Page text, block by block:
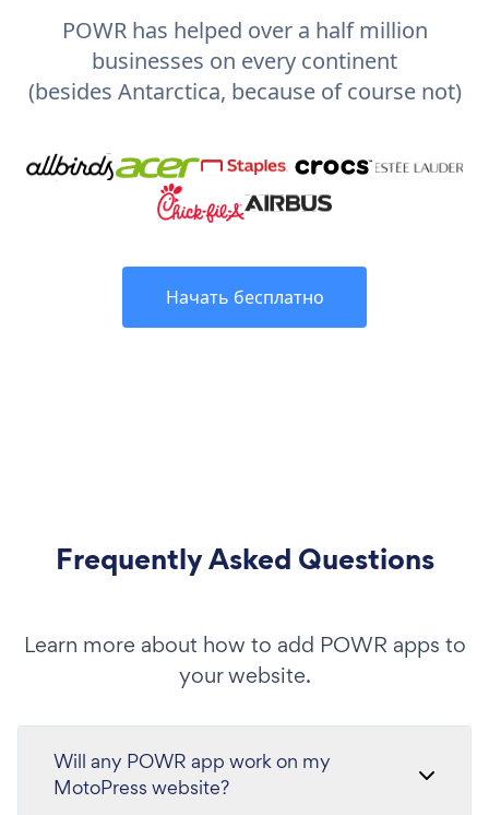
POWR has helped over a half million
businesses on every continent
(besides Antarctica, because of course not)
Начать бесплатно
Frequently Asked Questions
Learn more about how to add POWR apps to
your website.
Will any POWR app work on my
MotoPress website?